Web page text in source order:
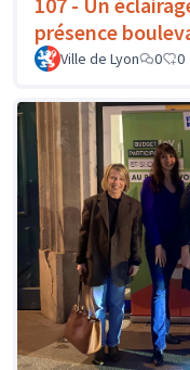
présence
Ville de Lyon 0 0